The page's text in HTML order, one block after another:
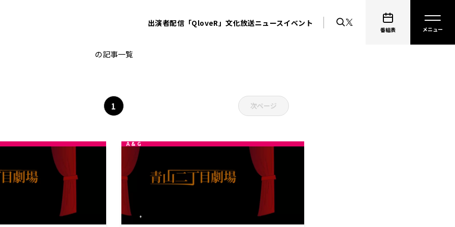
出演者配信「QloveR」文化放送ニュースイベント
番組表
古川登志夫
の記事一覧
1 次ページ